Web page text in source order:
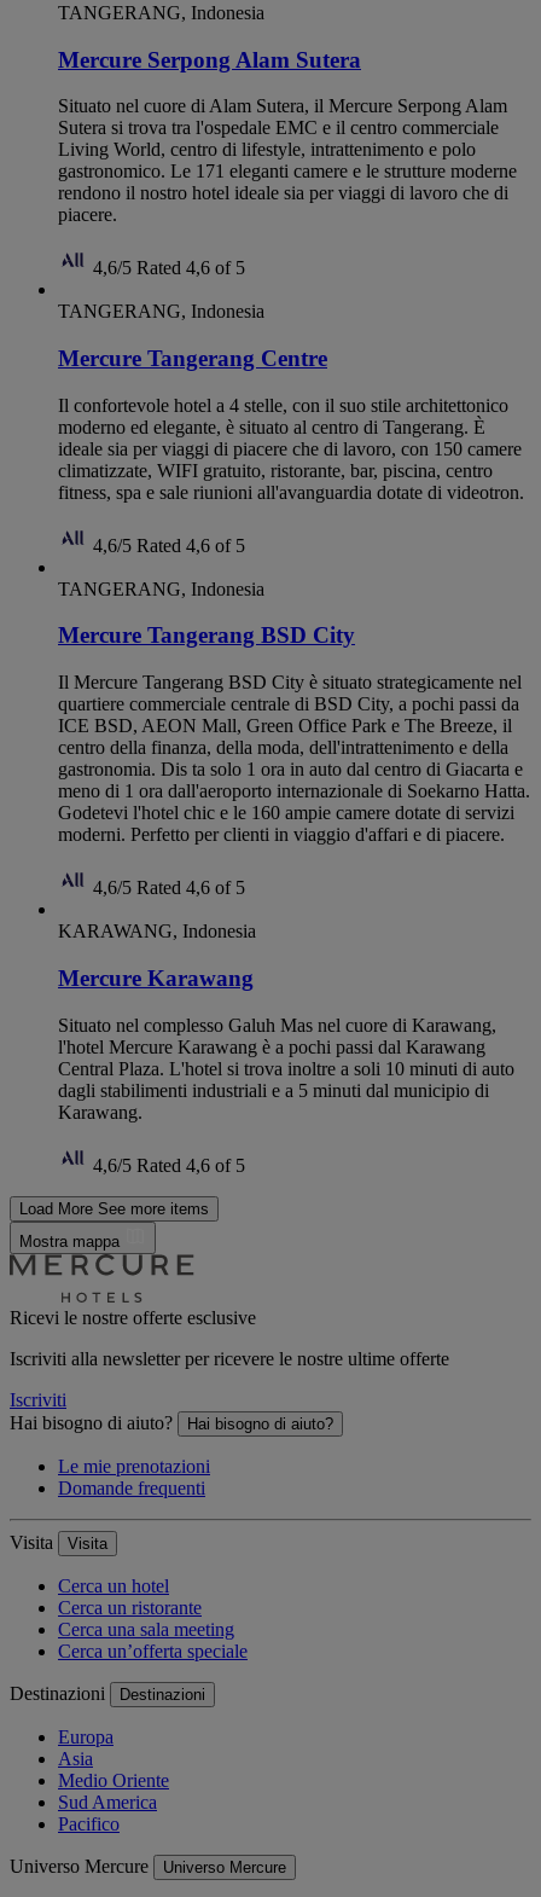
TANGERANG, Indonesia
Mercure Serpong Alam Sutera
Situato nel cuore di Alam Sutera, il Mercure Serpong Alam
Sutera si trova tra l'ospedale EMC e il centro commerciale
Living World, centro di lifestyle, intrattenimento e polo
gastronomico. Le 171 eleganti camere e le strutture moderne
rendono il nostro hotel ideale sia per viaggi di lavoro che di
piacere.
4,6/5 Rated 4,6 of 5
TANGERANG, Indonesia
Mercure Tangerang Centre
Il confortevole hotel a 4 stelle, con il suo stile architettonico
moderno ed elegante, è situato al centro di Tangerang. È
ideale sia per viaggi di piacere che di lavoro, con 150 camere
climatizzate, WIFI gratuito, ristorante, bar, piscina, centro
fitness, spa e sale riunioni all'avanguardia dotate di videotron.
4,6/5 Rated 4,6 of 5
TANGERANG, Indonesia
Mercure Tangerang BSD City
Il Mercure Tangerang BSD City è situato strategicamente nel
quartiere commerciale centrale di BSD City, a pochi passi da
ICE BSD, AEON Mall, Green Office Park e The Breeze, il
centro della finanza, della moda, dell'intrattenimento e della
gastronomia. Dis ta solo 1 ora in auto dal centro di Giacarta e
meno di 1 ora dall'aeroporto internazionale di Soekarno Hatta.
Godetevi l'hotel chic e le 160 ampie camere dotate di servizi
moderni. Perfetto per clienti in viaggio d'affari e di piacere.
4,6/5 Rated 4,6 of 5
KARAWANG, Indonesia
Mercure Karawang
Situato nel complesso Galuh Mas nel cuore di Karawang,
l'hotel Mercure Karawang è a pochi passi dal Karawang
Central Plaza. L'hotel si trova inoltre a soli 10 minuti di auto
dagli stabilimenti industriali e a 5 minuti dal municipio di
Karawang.
4,6/5 Rated 4,6 of 5
Load More See more items
Mostra mappa
Ricevi le nostre offerte esclusive
Iscriviti alla newsletter per ricevere le nostre ultime offerte
Iscriviti
Hai bisogno di aiuto?
Hai bisogno di aiuto?
Le mie prenotazioni
Domande frequenti
Visita Visita
Cerca un hotel
Cerca un ristorante
Cerca una sala meeting
Cerca un’offerta speciale
Destinazioni Destinazioni
Europa
Asia
Medio Oriente
Sud America
Pacifico
Universo Mercure Universo Mercure